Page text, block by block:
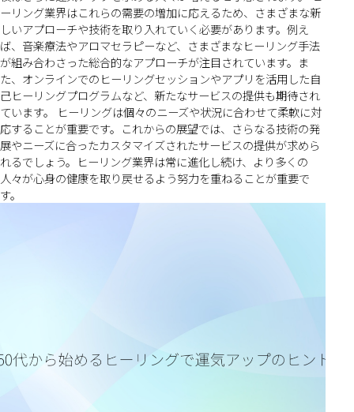
ーリング業界はこれらの需要の増加に応えるため、さまざまな新
しいアプローチや技術を取り入れていく必要があります。例え
ば、音楽療法やアロマセラピーなど、さまざまなヒーリング手法
が組み合わさった総合的なアプローチが注目されています。ま
た、オンラインでのヒーリングセッションやアプリを活用した自
己ヒーリングプログラムなど、新たなサービスの提供も期待され
ています。 ヒーリングは個々のニーズや状況に合わせて柔軟に対
応することが重要です。これからの展望では、さらなる技術の発
展やニーズに合ったカスタマイズされたサービスの提供が求めら
れるでしょう。ヒーリング業界は常に進化し続け、より多くの
人々が心身の健康を取り戻せるよう努力を重ねることが重要で
す。